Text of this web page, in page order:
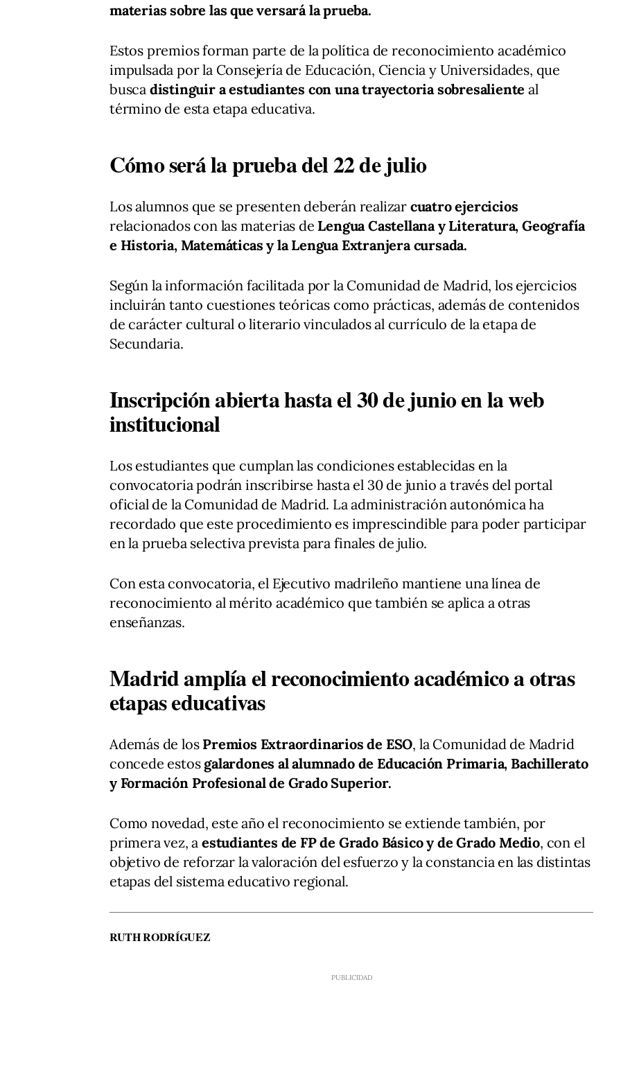
materias sobre las que versará la prueba.
Estos premios forman parte de la política de reconocimiento académico
impulsada por la Consejería de Educación, Ciencia y Universidades, que
busca distinguir a estudiantes con una trayectoria sobresaliente al
término de esta etapa educativa.
Cómo será la prueba del 22 de julio
Los alumnos que se presenten deberán realizar cuatro ejercicios
relacionados con las materias de Lengua Castellana y Literatura, Geografía
e Historia, Matemáticas y la Lengua Extranjera cursada.
Según la información facilitada por la Comunidad de Madrid, los ejercicios
incluirán tanto cuestiones teóricas como prácticas, además de contenidos
de carácter cultural o literario vinculados al currículo de la etapa de
Secundaria.
Inscripción abierta hasta el 30 de junio en la web
institucional
Los estudiantes que cumplan las condiciones establecidas en la
convocatoria podrán inscribirse hasta el 30 de junio a través del portal
oficial de la Comunidad de Madrid. La administración autonómica ha
recordado que este procedimiento es imprescindible para poder participar
en la prueba selectiva prevista para finales de julio.
Con esta convocatoria, el Ejecutivo madrileño mantiene una línea de
reconocimiento al mérito académico que también se aplica a otras
enseñanzas.
Madrid amplía el reconocimiento académico a otras
etapas educativas
Además de los Premios Extraordinarios de ESO, la Comunidad de Madrid
concede estos galardones al alumnado de Educación Primaria, Bachillerato
y Formación Profesional de Grado Superior.
Como novedad, este año el reconocimiento se extiende también, por
primera vez, aestudiantes de FP de Grado Básico y de Grado Medio, con el
objetivo de reforzar la valoración del esfuerzo y la constancia en las distintas
etapas del sistema educativo regional.
RUTH RODRÍGUEZ